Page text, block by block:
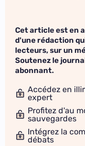
Cet article est en
d'une rédaction
lecteurs, sur un
Soutenez le
abonnant.
Accédez en
expert
Profitez d'au
sauvegardes
Intégrez la
débats